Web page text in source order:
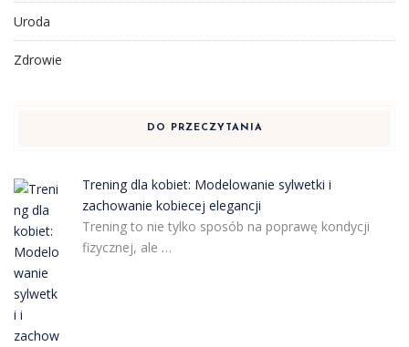
Uroda
Zdrowie
DO PRZECZYTANIA
Trening dla kobiet: Modelowanie sylwetki i
zachowanie kobiecej elegancji
Trening to nie tylko sposób na poprawę kondycji
fizycznej, ale …